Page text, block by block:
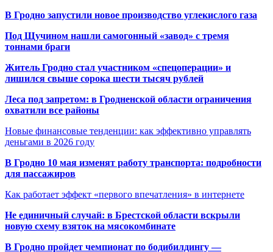
В Гродно запустили новое производство углекислого газа
Под Щучином нашли самогонный «завод» с тремя
тоннами браги
Житель Гродно стал участником «спецоперации» и
лишился свыше сорока шести тысяч рублей
Леса под запретом: в Гродненской области ограничения
охватили все районы
Новые финансовые тенденции: как эффективно управлять
деньгами в 2026 году
В Гродно 10 мая изменят работу транспорта: подробности
для пассажиров
Как работает эффект «первого впечатления» в интернете
Не единичный случай: в Брестской области вскрыли
новую схему взяток на мясокомбинате
В Гродно пройдет чемпионат по бодибилдингу —